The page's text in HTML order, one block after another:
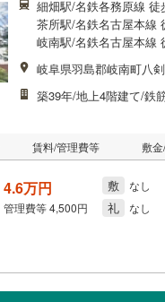
細畑駅/名鉄各務原線 徒
茶所駅/名鉄名古屋本線
岐南駅/名鉄名古屋本線
岐阜県羽島郡岐南町八
築39年/地上4階建て/鉄
賃料/管理費等 敷
4.6万円
管理費等4,500円
敷 なし
礼 なし